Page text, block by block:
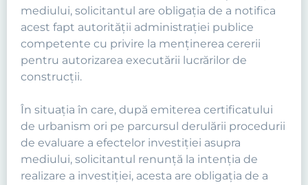
mediului, solicitantul are obligaţia de a notifica
acest fapt autorităţii administraţiei publice
competente cu privire la menţinerea cererii
pentru autorizarea executării lucrărilor de
construcţii.
În situaţia în care, după emiterea certificatului
de urbanism ori pe parcursul derulării procedurii
de evaluare a efectelor investiţiei asupra
mediului, solicitantul renunţă la intenţia de
realizare a investiţiei, acesta are obligaţia de a